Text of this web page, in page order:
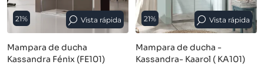
21% Vista rápida
Mampara de ducha
Kassandra Fénix (FE101)
21% Vista rápida
Mampara de ducha -
Kassandra- Kaarol ( KA101)